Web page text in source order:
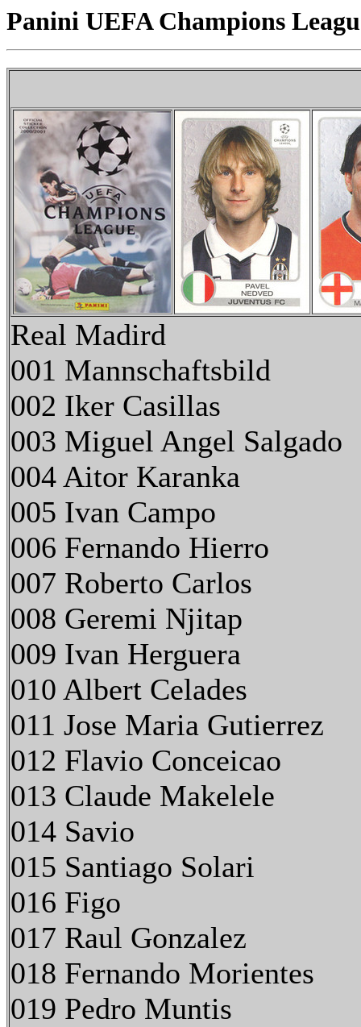
Panini UEFA Champions
Real Madird
001 Mannschaftsbild
002 Iker Casillas
003 Miguel Angel Salgado
004 Aitor Karanka
005 Ivan Campo
006 Fernando Hierro
007 Roberto Carlos
008 Geremi Njitap
009 Ivan Herguera
010 Albert Celades
011 Jose Maria Gutierrez
012 Flavio Conceicao
013 Claude Makelele
014 Savio
015 Santiago Solari
016 Figo
017 Raul Gonzalez
018 Fernando Morientes
019 Pedro Muntis